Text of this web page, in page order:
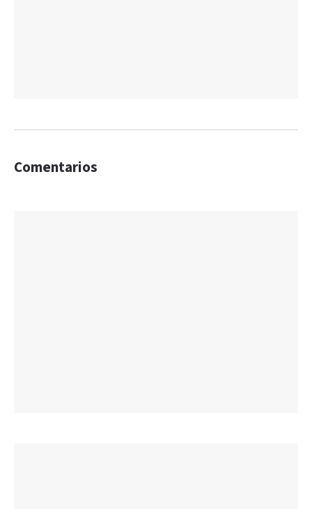
Comentarios